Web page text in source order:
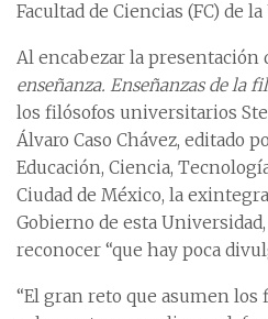
Facultad de Ciencias (FC) de la
Al encabezar la presentación
enseñanza. Enseñanzas de la
los filósofos universitarios
Álvaro Caso Chávez, editado
Educación, Ciencia,
Ciudad de México, la
Gobierno de esta
reconocer “que hay poca
“El gran reto que asumen los